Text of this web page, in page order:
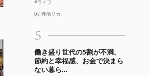
#ライフ
by 赤池リカ
5
働き盛り世代の5割が不満。
節約と幸福感、お金で決まら
ない暮ら...